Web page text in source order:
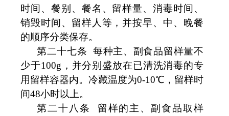
时间、餐别、餐名、留样量、消毒时间、
销毁时间、留样人等，并按早、中、晚餐
的顺序分类保存。
第二十七条
每种主、副食品留样量不
少于100g ，并分别盛放在已清洗消毒的专
用留样容器内。冷藏温度为0-10℃ ，留样时
间48小时以上。
第二十八条
留样的主、副食品取样